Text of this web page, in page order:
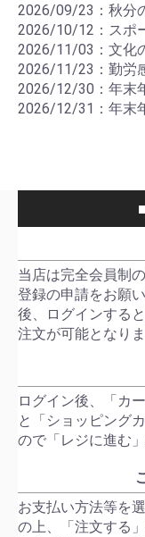
2026/09/23：秋分
2026/10/12：スポ
2026/11/03：文化
2026/11/23：勤労
2026/12/30：年末
2026/12/31：年末
当店は完全会員制
登録の申請をお願
後、ログインする
注文が可能となりま
ログイン後、「カ
と「ショッピング
ので「レジに進む
お支払い方法等を
の上、「注文する